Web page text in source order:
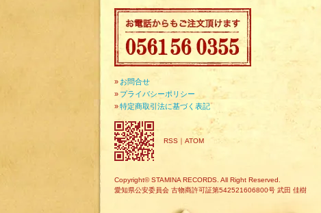
» お問合せ
» プライバシーポリシー
»特定商取引法に基づく表記
RSS ｜ ATOM
Copyright© STAMINA RECORDS. All Right Reserved.
愛知県公安委員会 古物商許可証第542521606800号 武田 佳樹